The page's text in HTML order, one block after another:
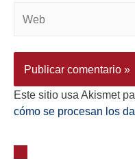
Este sitio usa Akismet
cómo se procesan los